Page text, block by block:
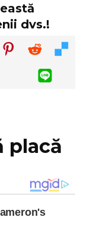
dvs.!
placă